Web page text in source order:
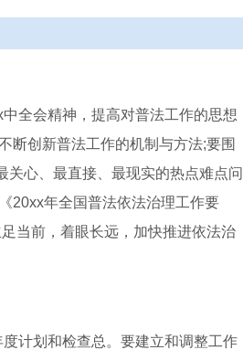
全会精神，提高对普法工作的思想
断创新普法工作的机制与方法;要围
心、最直接、最现实的热点难点问
20xx年全国普法依法治理工作要
当前，着眼长远，加快推进依法治
计划和检查总。要建立和调整工作